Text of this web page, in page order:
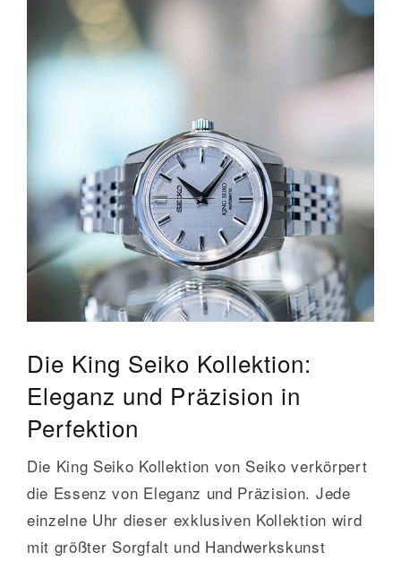
Die King Seiko Kollektion:
Eleganz und Präzision in
Perfektion
Die King Seiko Kollektion von Seiko verkörpert
die Essenz von Eleganz und Präzision. Jede
einzelne Uhr dieser exklusiven Kollektion wird
mit größter Sorgfalt und Handwerkskunst